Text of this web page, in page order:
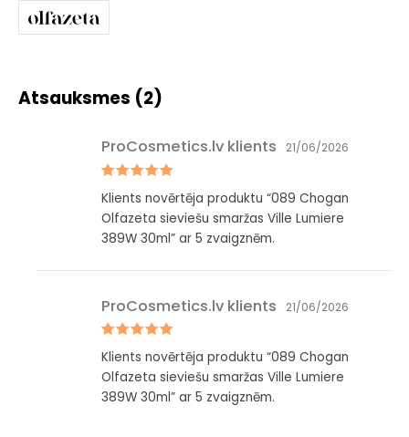
Atsauksmes (2)
ar5no 5
ProCosmetics.lv klients 21/06/2026
Klients novērtēja produktu “089 Chogan
Olfazeta sieviešu smaržas Ville Lumiere
389W 30ml” ar 5 zvaigznēm.
ar5no 5
ProCosmetics.lv klients 21/06/2026
Klients novērtēja produktu “089 Chogan
Olfazeta sieviešu smaržas Ville Lumiere
389W 30ml” ar 5 zvaigznēm.